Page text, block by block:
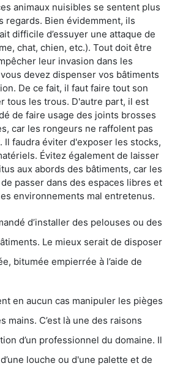
animaux nuisibles se sentent plus
regards. Bien évidemment, ils
difficile d’essuyer une attaque de
chat, chien, etc.). Tout doit être
leur invasion dans les
devez dispenser vos bâtiments
De ce fait, il faut faire tout son
tous les trous. D'autre part, il est
de faire usage des joints brosses
car les rongeurs ne raffolent pas
Il faudra éviter d'exposer les stocks,
Évitez également de laisser
aux abords des bâtiments, car les
passer dans des espaces libres et
environnements mal entretenus.
d’installer des pelouses ou des
Le mieux serait de disposer
bitumée empierrée à l’aide de
en aucun cas manipuler les pièges
mains. C’est là une des raisons
d’un professionnel du domaine. Il
louche ou d'une palette et de